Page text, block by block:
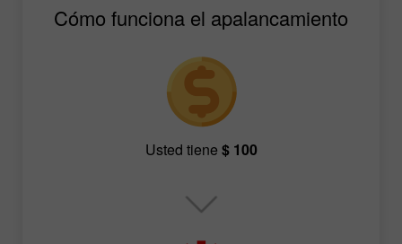
Cómo funciona el apalancamiento
Usted tiene $ 100